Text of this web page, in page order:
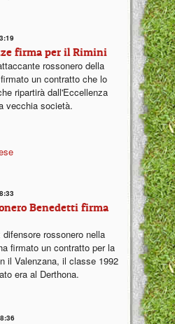
firma per il Rimini
rossonero della
un contratto che lo
ripartirà dall'Eccellenza
vecchia società.
Benedetti firma
rossonero nella
firmato un contratto per la
il Valenzana, il classe 1992
era al Derthona.